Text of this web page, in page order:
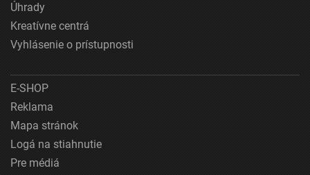
Úhrady
Kreatívne centrá
Vyhlásenie o prístupnosti
E-SHOP
Reklama
Mapa stránok
Logá na stiahnutie
Pre médiá